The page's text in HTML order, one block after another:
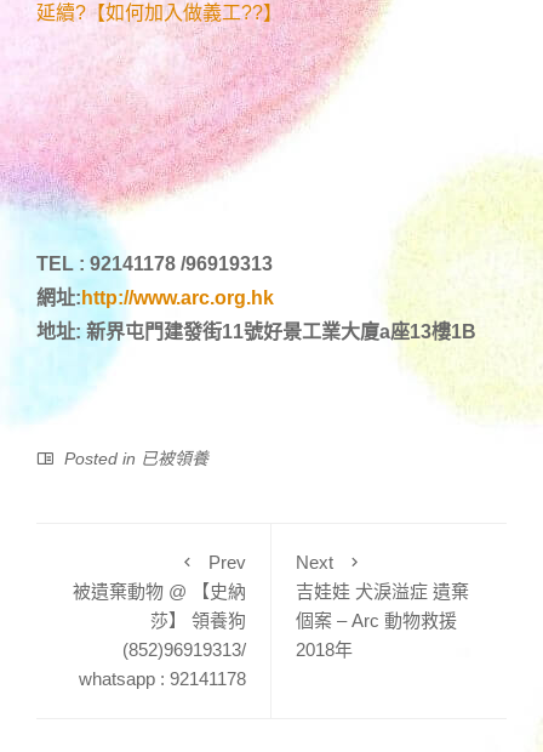
延續?【如何加入做義工??】
TEL : 92141178 /96919313
網址: http://www.arc.org.hk
地址: 新界屯門建發街11號好景工業大廈a座13樓1B
Posted in 已被領養
Prev
被遺棄動物 @ 【史納
莎】 領養狗
(852)96919313/
whatsapp : 92141178
Next
吉娃娃 犬淚溢症 遺棄
個案 – Arc 動物救援
2018年